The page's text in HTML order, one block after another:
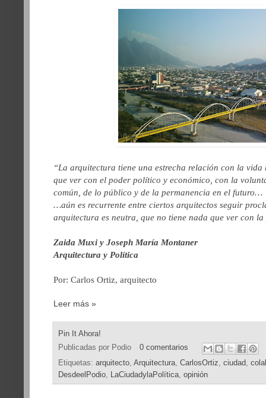
“La arquitectura tiene una estrecha relación con la
que ver con el poder político y económico, con la
común, de lo público y de la permanencia en el futuro…
…aún es recurrente entre ciertos arquitectos seguir
arquitectura es neutra, que no tiene nada que ver con
Zaida Muxi y Joseph María Montaner
Arquitectura y Política
Por: Carlos Ortiz, arquitecto
Leer más »
Pin It Ahora!
Publicadas por Podio
0 comentarios
Etiquetas: arquitecto Arquitectura CarlosOrtiz ciudad
DesdeelPodio
LaCiudadylaPolítica opinión